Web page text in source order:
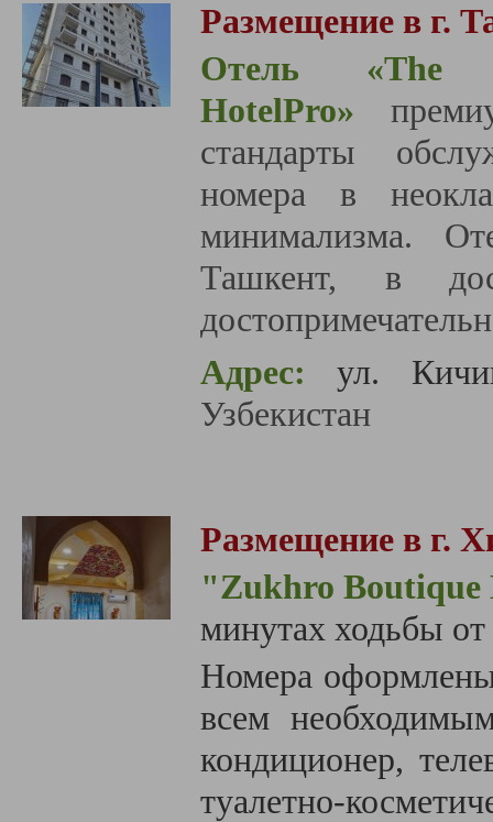
Размещение в г.
Отель «The
HotelPro»
стандарты
номера в
минимализма.
Ташкент, в
Адрес: ул.
Узбекистан
Размещение в г.
"Zukhro
минутах ходьбы
Номера
всем
кондиционер,
туалетно-